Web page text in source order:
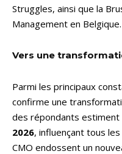
Struggles, ainsi que la
Management en Belgique.
Vers une
Parmi les principaux
confirme une
des répondants estiment
2026, influençant tous
CMO endossent un